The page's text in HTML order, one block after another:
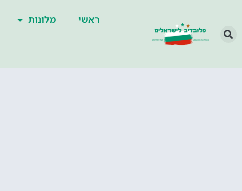
ראשי מלונות